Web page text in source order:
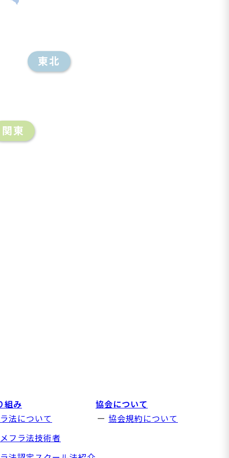
東北
関東
組み
法について
フラ法技術者
協会について
協会規約について